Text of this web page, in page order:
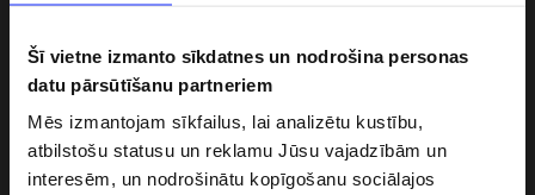
Šī vietne izmanto sīkdatnes un nodrošina personas
datu pārsūtīšanu partneriem
Mēs izmantojam sīkfailus, lai analizētu kustību,
atbilstošu statusu un reklamu Jūsu vajadzībām un
interesēm, un nodrošinātu kopīgošanu sociālajos